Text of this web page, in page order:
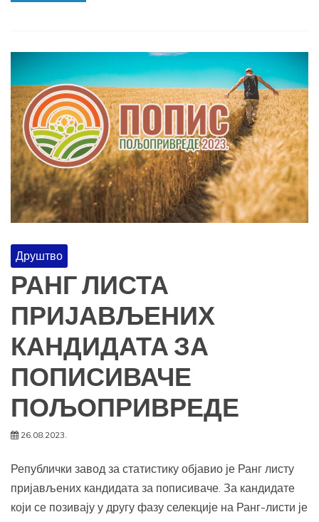
Друштво
РАНГ ЛИСТА
ПРИЈАВЉЕНИХ
КАНДИДАТА ЗА
ПОПИСИВАЧЕ
ПОЉОПРИВРЕДЕ
26.08.2023.
Републички завод за статистику објавио је Ранг листу
пријављених кандидата за пописиваче. За кандидате
који се позивају у другу фазу селекције на Ранг-листи је